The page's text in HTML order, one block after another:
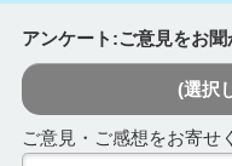
アンケート:ご意見をお
(選択
ご意見・ご感想をお寄せ